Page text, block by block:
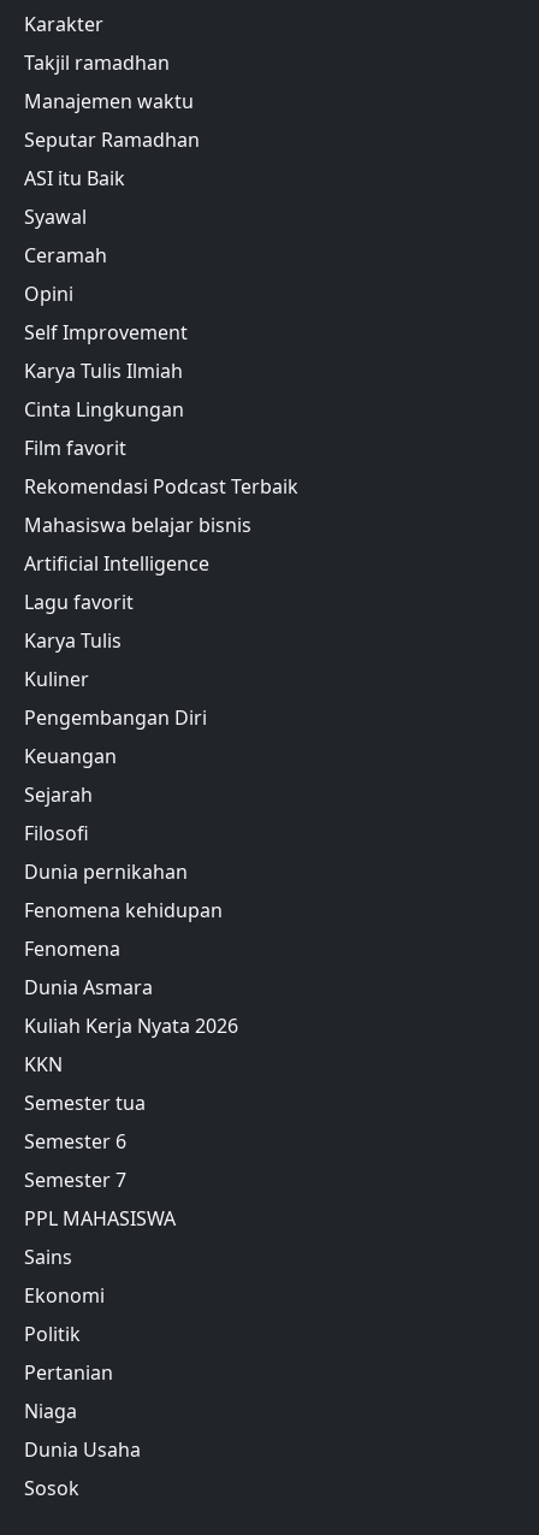
Karakter
Takjil ramadhan
Manajemen waktu
Seputar Ramadhan
ASI itu Baik
Syawal
Ceramah
Opini
Self Improvement
Karya Tulis Ilmiah
Cinta Lingkungan
Film favorit
Rekomendasi Podcast Terbaik
Mahasiswa belajar bisnis
Artificial Intelligence
Lagu favorit
Karya Tulis
Kuliner
Pengembangan Diri
Keuangan
Sejarah
Filosofi
Dunia pernikahan
Fenomena kehidupan
Fenomena
Dunia Asmara
Kuliah Kerja Nyata 2026
KKN
Semester tua
Semester 6
Semester 7
PPL MAHASISWA
Sains
Ekonomi
Politik
Pertanian
Niaga
Dunia Usaha
Sosok